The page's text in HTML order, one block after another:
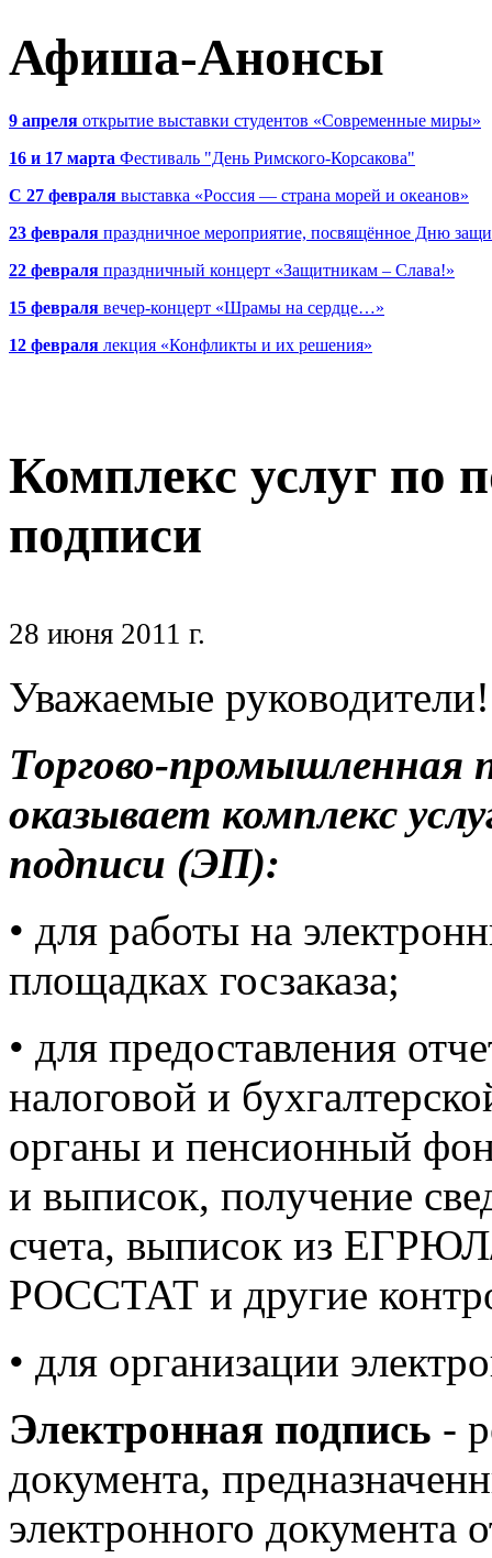
Афиша-Анонсы
9 апреля открытие выставки студентов «Современные миры»
16 и 17 марта Фестиваль "День Римского-Корсакова"
С 27 февраля выставка «Россия — страна морей и океанов»
23 февраля праздничное мероприятие, посвящённое Дню
22 февраля праздничный концерт «Защитникам – Слава!»
15 февраля вечер-концерт «Шрамы на сердце…»
12 февраля лекция «Конфликты и их решения»
Комплекс услуг по
подписи
28 июня 2011 г.
Уважаемые руководители!
Торгово-
оказывает комплекс
подписи (ЭП):
• для работы на
площадках госзаказа;
• для предоставления
налоговой и
органы и пенсионный
и выписок, получение
счета, выписок из
РОССТАТ и другие
• для организации
Электронная подпись -
документа,
электронного документа